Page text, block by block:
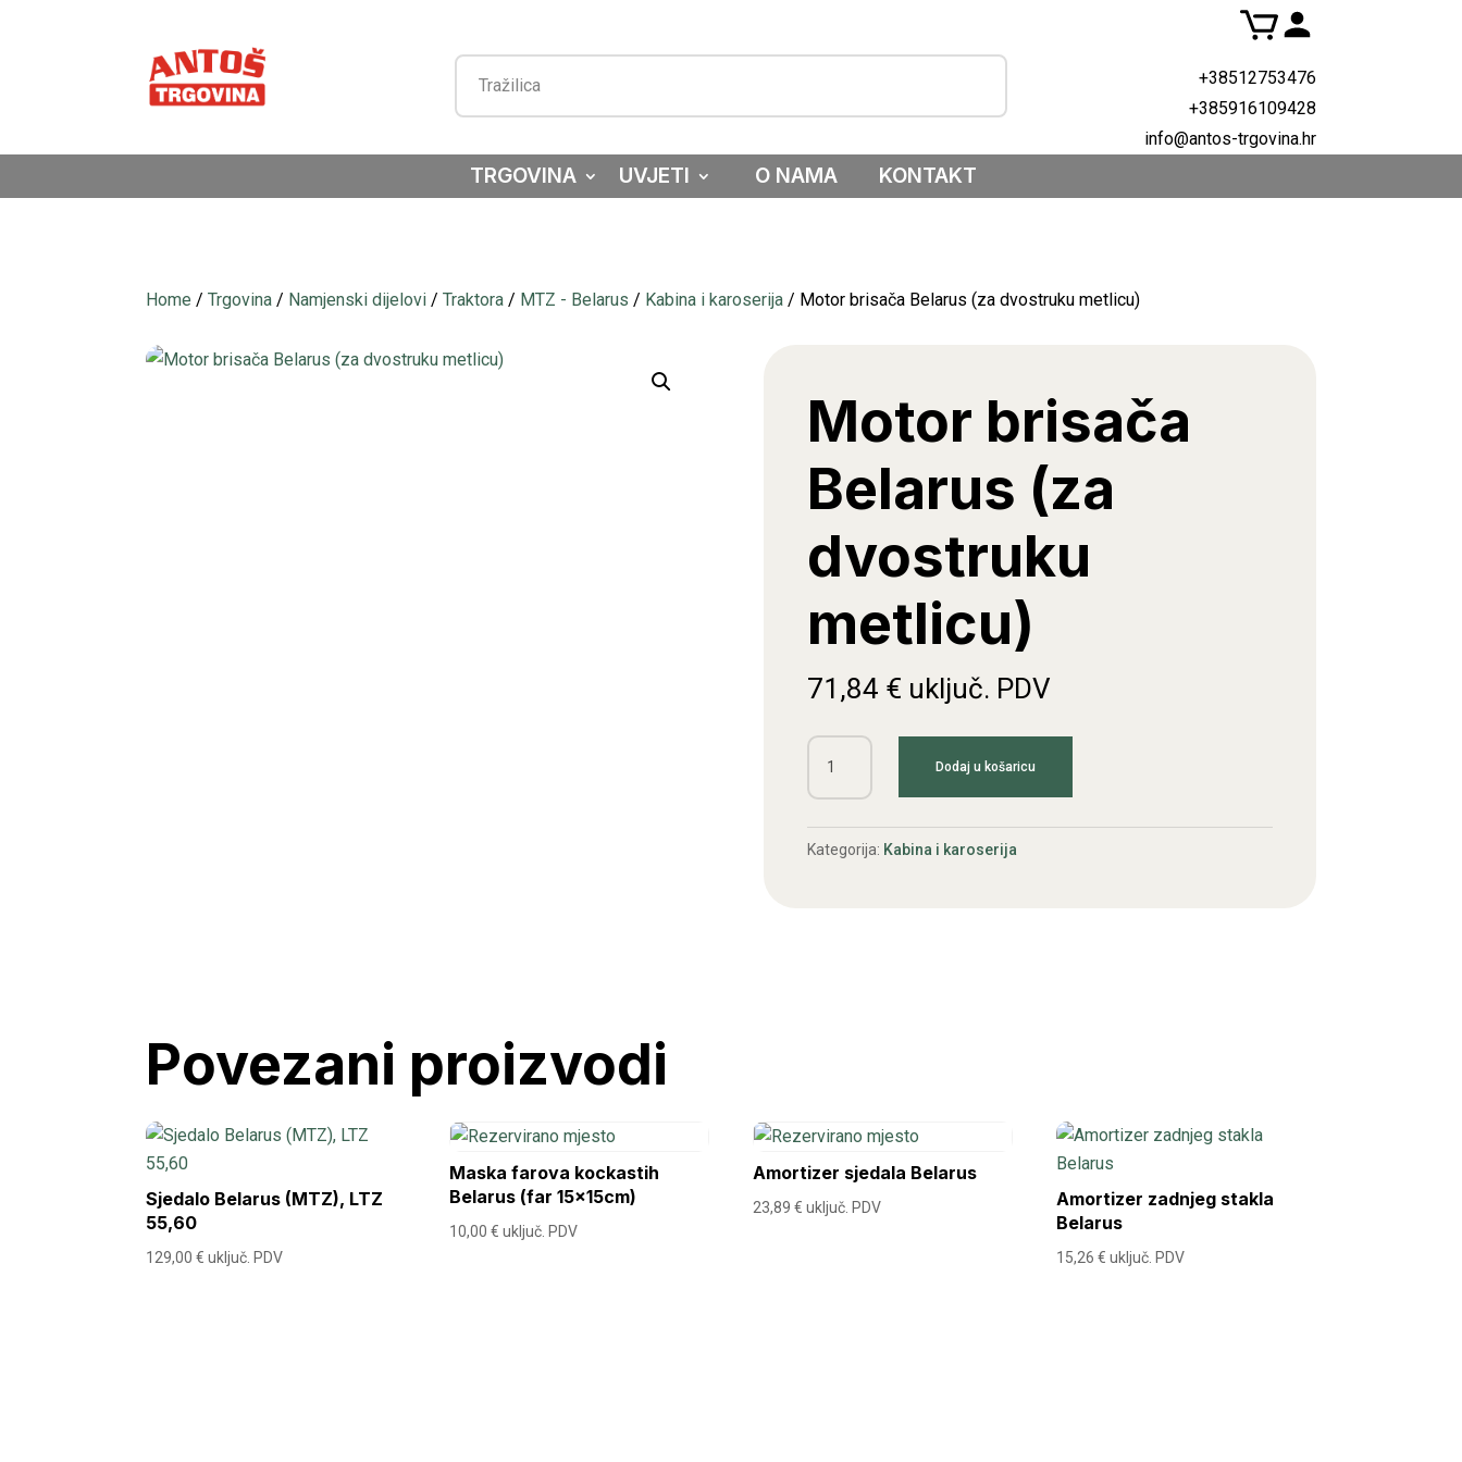
+38512753476
+385916109428
info@antos-trgovina.hr
TRGOVINA UVJETI O NAMA KONTAKT
Home /Trgovina / Namjenski dijelovi /Traktora / MTZ - Belarus / Kabina i karoserija / Motor brisača Belarus (za dvostruku metlicu)
Motor brisača
Belarus (za
dvostruku
metlicu)
71,84 € uključ. PDV
Motor
brisača
(za
Dodaj u košaricu
Kategorija: Kabina i karoserija
Povezani proizvodi
Sjedalo Belarus (MTZ), LTZ
55,60
129,00€ uključ. PDV
Maska farova kockastih
Belarus (far 15x15cm)
10,00€ uključ. PDV
Amortizer sjedala Belarus
23,89€ uključ. PDV
Amortizer zadnjeg stakla
Belarus
15,26€ uključ. PDV